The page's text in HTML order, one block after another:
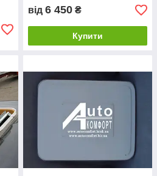
від 6 450 ₴
Купити